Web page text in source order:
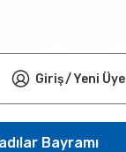
Giriş/Yeni Üye
Bayramı